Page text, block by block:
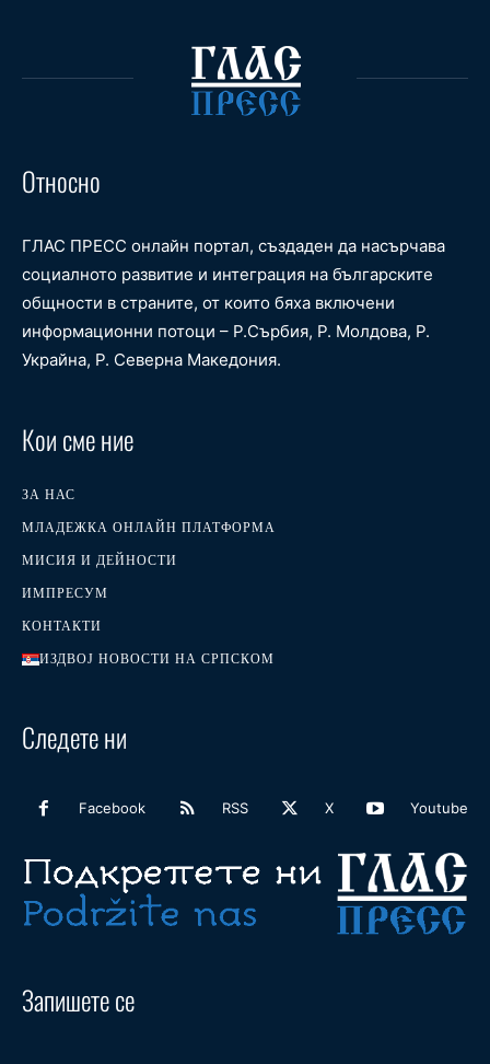
Относно
ГЛАС ПРЕСС онлайн портал, създаден да насърчава
социалното развитие и интеграция на българските
общности в страните, от които бяха включени
информационни потоци – Р.Сърбия, Р. Молдова, Р.
Украйна, Р. Северна Македония.
Кои сме ние
ЗА НАС
МЛАДЕЖКА ОНЛАЙН ПЛАТФОРМА
МИСИЯ И ДЕЙНОСТИ
ИМПРЕСУМ
КОНТАКТИ
ИЗДВОЈ НОВОСТИ НА СРПСКОМ
Следете ни
Facebook RSS X Youtube
Запишете се